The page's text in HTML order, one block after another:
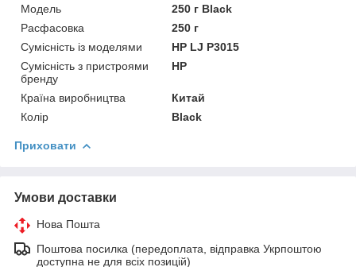
Мoдель
250 г Black
Расфасовка
250 г
Сумісність із моделями
HP LJ P3015
Сумісність з пристроями
бренду
HP
Країна виробництва
Китай
Колір
Black
Приховати
Умови доставки
Нова Пошта
Поштова посилка (передоплата, відправка Укрпоштою
доступна не для всіх позицій)